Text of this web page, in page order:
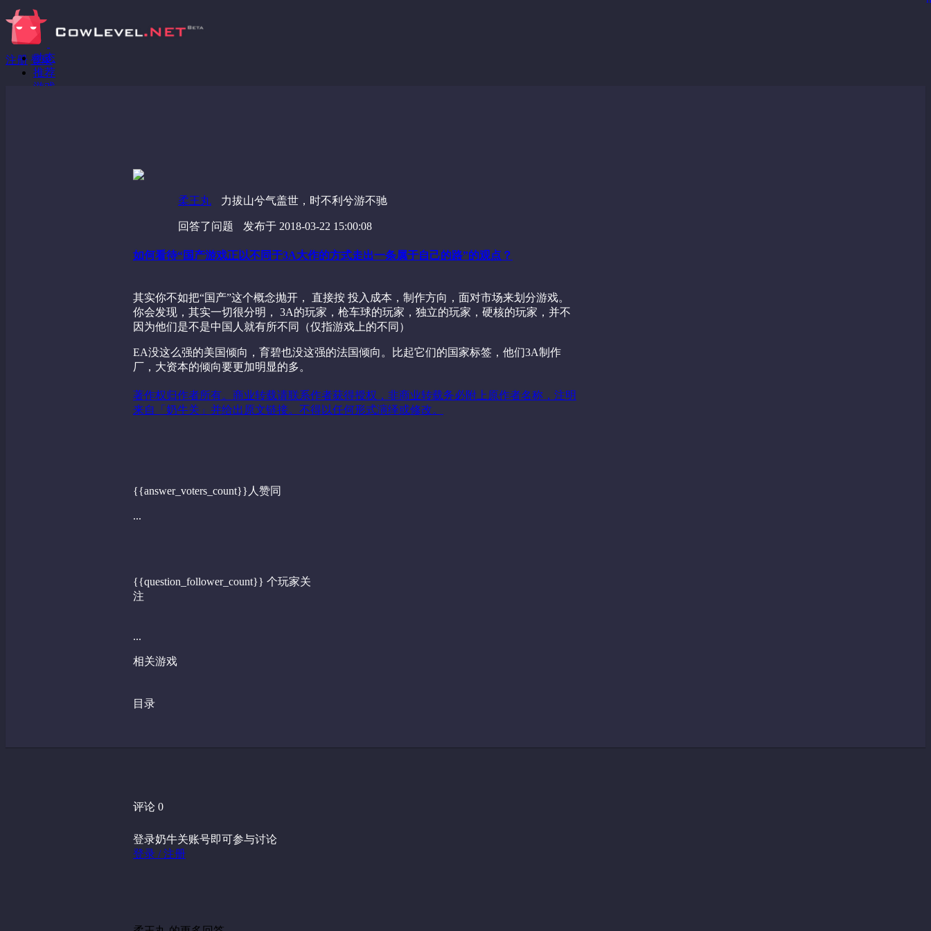
注册 登录
动态
推荐
游戏
柔王丸 力拔山兮气盖世，时不利兮游不驰
回答了问题 发布于 2018-03-22 15:00:08
如何看待“国产游戏正以不同于3A大作的方式走出一条属于自己的路”的观点？
其实你不如把“国产”这个概念抛开， 直接按 投入成本，制作方向，面对市场来划分游戏。
你会发现，其实一切很分明， 3A的玩家，枪车球的玩家，独立的玩家，硬核的玩家，并不
因为他们是不是中国人就有所不同（仅指游戏上的不同）
EA没这么强的美国倾向，育碧也没这强的法国倾向。比起它们的国家标签，他们3A制作
厂，大资本的倾向要更加明显的多。
著作权归作者所有。商业转载请联系作者获得授权，非商业转载务必附上原作者名称，注明
来自「奶牛关」并给出原文链接。不得以任何形式演绎或修改。
{{answer_voters_count}}人赞同
...
{{question_follower_count}} 个玩家关
注
...
相关游戏
目录
评论 0
登录奶牛关账号即可参与讨论
登录 / 注册